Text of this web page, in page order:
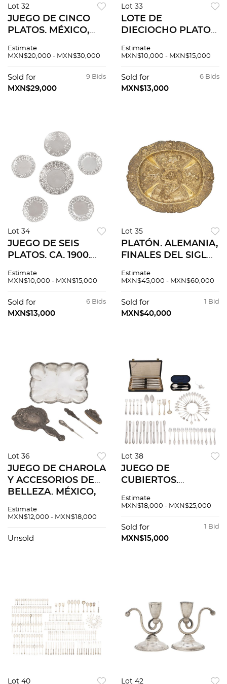
Lot 32
JUEGO DE CINCO
PLATOS. MÉXICO,
Elaborados en plata
cincelada con marca
GNZ del ensayador
Estimate
MXN$20,000 - MXN$30,000
9 Bids
Sold for
MXN$29,000
Lot 33
LOTE DE
DIECIOCHO PLATOS.
Elaborados en plata
cincelada. Peso:
1,000.5 g.
Estimate
MXN$10,000 - MXN$15,000
6 Bids
Sold for
MXN$13,000
Lot 34
JUEGO DE SEIS
PLATOS. CA. 1900.
Decorados con
calados. 19 cm. de
diámetro
Estimate
MXN$10,000 - MXN$15,000
6 Bids
Sold for
MXN$13,000
Lot 35
PLATÓN. ALEMANIA,
FINALES DEL SIGLO
plata fundida,
vermeil. Decorado
con relieve de
Estimate
MXN$45,000 - MXN$60,000
1 Bid
Sold for
MXN$40,000
Lot 36
JUEGO DE CHAROLA
Y ACCESORIOS DE
BELLEZA. MÉXICO,
abotonador, punzón,
charola en plata
Estimate
MXN$12,000 - MXN$18,000
Unsold
Lot 38
JUEGO DE
CUBIERTOS.
MÉXICO, SIGLOS XIX
plata y metal
plateado. Piezas: 77.
Estimate
MXN$18,000 - MXN$25,000
1 Bid
Sold for
MXN$15,000
Lot 40 Lot 42